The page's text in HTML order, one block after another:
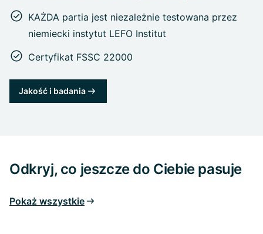
KAŻDA partia jest niezależnie testowana przez
niemiecki instytut LEFO Institut
Certyfikat FSSC 22000
Jakość i badania
Odkryj, co jeszcze do Ciebie pasuje
Pokaż wszystkie